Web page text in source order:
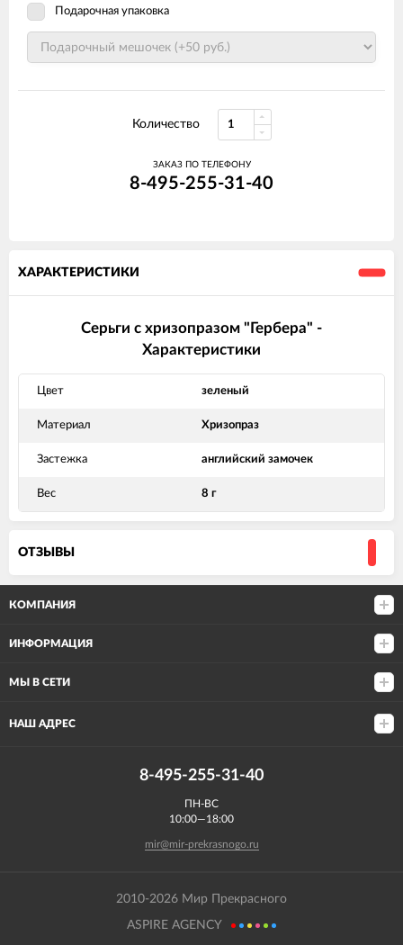
Подарочная упаковка
Количество
ЗАКАЗ ПО ТЕЛЕФОНУ
8-495-255-31-40
ХАРАКТЕРИСТИКИ
Серьги с хризопразом "Гербера" -
Характеристики
Цвет зеленый
Материал Хризопраз
Застежка английский замочек
Вес 8 г
ОТЗЫВЫ
КОМПАНИЯ
ИНФОРМАЦИЯ
МЫ В СЕТИ
НАШ АДРЕС
8-495-255-31-40
ПН-ВС
10:00—18:00
mir@mir-prekrasnogo.ru
2010-2026 Мир Прекрасного
ASPIRE AGENCY